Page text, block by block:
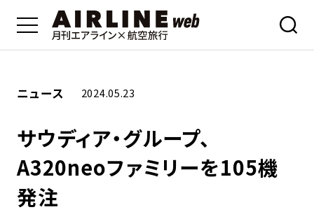
ニュース 2024.05.23
サウディア・グループ、
A320neoファミリーを105機
発注